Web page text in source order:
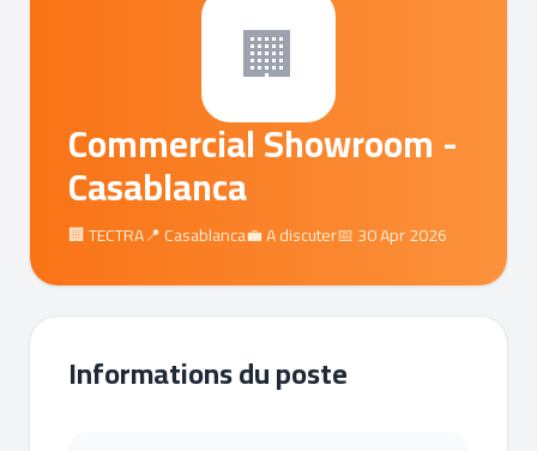
🏢
Commercial Showroom -
Casablanca
🏢 TECTRA📍 Casablanca💼 A discuter📅 30 Apr 2026
Informations du poste